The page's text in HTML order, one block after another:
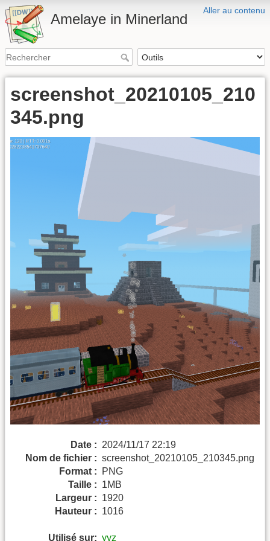
Aller au contenu
Amelaye in Minerland
screenshot_20210105_210
345.png
Date : 2024/11/17 22:19
Nom de fichier : screenshot_20210105_210345.png
Format :
PNG
Taille : 1MB
Largeur : 1920
Hauteur : 1016
Utilisé sur: yyz